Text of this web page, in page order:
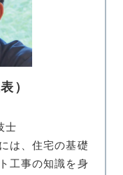
）
士
は、住宅の基礎
工事の知識を身